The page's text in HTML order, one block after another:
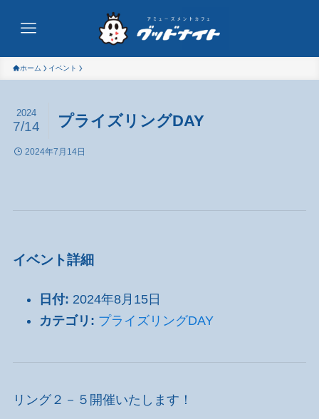
ホーム イベント
プライズリングDAY
2024
7/14
2024年7月14日
イベント詳細
日付: 2024年8月15日
カテゴリ: プライズリングDAY
リング２－５開催いたします！